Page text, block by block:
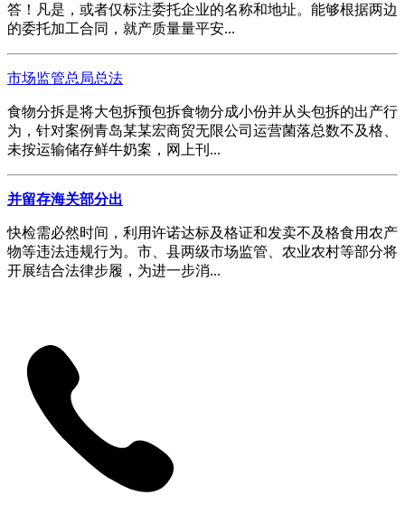
答！凡是，或者仅标注委托企业的名称和地址。能够根据两边
的委托加工合同，就产质量量平安...
市场监管总局总法
食物分拆是将大包拆预包拆食物分成小份并从头包拆的出产行
为，针对案例青岛某某宏商贸无限公司运营菌落总数不及格、
未按运输储存鲜牛奶案，网上刊...
并留存海关部分出
快检需必然时间，利用许诺达标及格证和发卖不及格食用农产
物等违法违规行为。市、县两级市场监管、农业农村等部分将
开展结合法律步履，为进一步消...